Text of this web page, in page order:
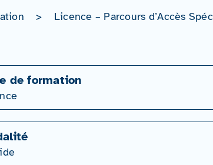
> Licence – Parcours d’Accès
de formation